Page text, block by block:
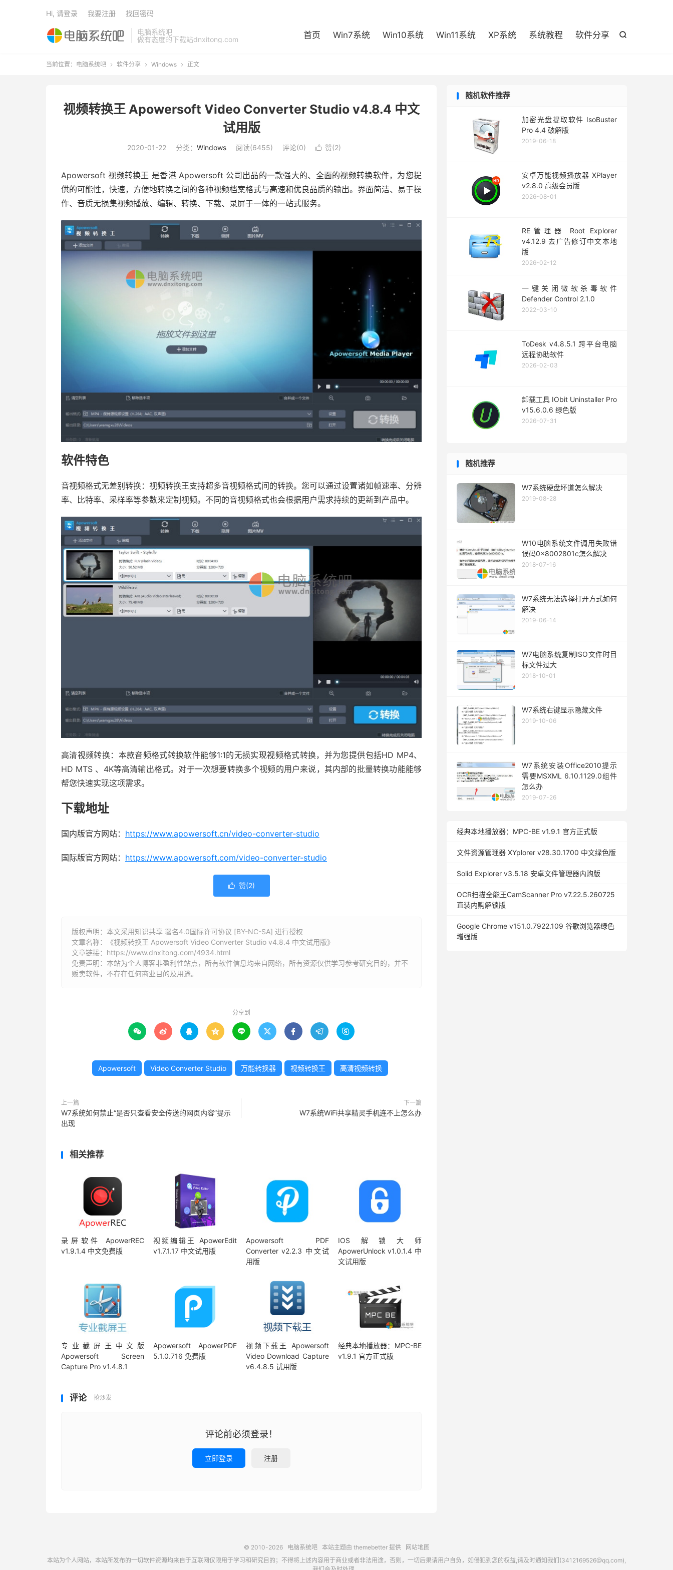
电脑系统吧
做有态度的下载站dnxitong.com

首页 Win7系统 Win10系统 Win11系统 XP系统 系统教程 软件分享
Hi, 请登录 我要注册 找回密码
当前位置： 电脑系统吧  软件分享  Windows  正文
视频转换王 Apowersoft Video Converter Studio v4.8.4 中文
试用版
2020-01-22 分类： Windows 阅读(6455) 评论(0)  赞(2)
Apowersoft 视频转换王 是香港 Apowersoft 公司出品的一款强大的、全面的视频转换软件，为您提
供的可能性，快速，方便地转换之间的各种视频档案格式与高速和优良品质的输出。界面简洁、易于操
作、音质无损集视频播放、编辑、转换、下载、录屏于一体的一站式服务。
软件特色
音视频格式无差别转换：视频转换王支持超多音视频格式间的转换。您可以通过设置诸如帧速率、分辨
率、比特率、采样率等参数来定制视频。不同的音视频格式也会根据用户需求持续的更新到产品中。
高清视频转换：本款音频格式转换软件能够1:1的无损实现视频格式转换，并为您提供包括HD MP4、
HD MTS 、4K等高清输出格式。对于一次想要转换多个视频的用户来说，其内部的批量转换功能能够
帮您快速实现这项需求。
下载地址
国内版官方网站： https://www.apowersoft.cn/video-converter-studio
国际版官方网站： https://www.apowersoft.com/video-converter-studio
 赞(2)
版权声明：本文采用知识共享 署名4.0国际许可协议 [BY-NC-SA] 进行授权
文章名称：《视频转换王 Apowersoft Video Converter Studio v4.8.4 中文试用版》
文章链接： https://www.dnxitong.com/4934.html
免责声明：本站为个人博客非盈利性站点，所有软件信息均来自网络，所有资源仅供学习参考研究目的，并不
贩卖软件，不存在任何商业目的及用途。
分享到
        
Apowersoft Video Converter Studio 万能转换器 视频转换王 高清视频转换
上一篇
W7系统如何禁止“是否只查看安全传送的网页内容”提示
出现
下一篇
W7系统WiFi共享精灵手机连不上怎么办
相关推荐
录屏软件 ApowerREC
v1.9.1.4 中文免费版
视频编辑王 ApowerEdit
v1.7.1.17 中文试用版
Apowersoft PDF
Converter v2.2.3 中文试
用版
IOS解锁大师
ApowerUnlock v1.0.1.4 中
文试用版
专业截屏王中文版
Apowersoft Screen
Capture Pro v1.4.8.1
Apowersoft ApowerPDF
5.1.0.716 免费版
视频下载王 Apowersoft
Video Download Capture
v6.4.8.5 试用版
经典本地播放器：MPC-BE
v1.9.1 官方正式版
评论 抢沙发
评论前必须登录！
立即登录 注册
随机软件推荐
加密光盘提取软件 IsoBuster
Pro 4.4 破解版
2019-06-18
安卓万能视频播放器 XPlayer
v2.8.0 高级会员版
2026-08-01
RE管理器 Root Explorer
v4.12.9 去广告修订中文本地
版
2026-02-12
一键关闭微软杀毒软件
Defender Control 2.1.0
2022-03-10
ToDesk v4.8.5.1 跨平台电脑
远程协助软件
2026-02-03
卸载工具 IObit Uninstaller Pro
v15.6.0.6 绿色版
2026-07-31
随机推荐
W7系统硬盘坏道怎么解决
2019-08-28
W10电脑系统文件调用失败错
误码0x8002801c怎么解决
2018-07-16
W7系统无法选择打开方式如何
解决
2019-06-14
W7电脑系统复制ISO文件时目
标文件过大
2018-10-01
W7系统右键显示隐藏文件
2019-10-06
W7系统安装Office2010提示
需要MSXML 6.10.1129.0组件
怎么办
2019-07-26
经典本地播放器：MPC-BE v1.9.1 官方正式版
文件资源管理器 XYplorer v28.30.1700 中文绿色版
Solid Explorer v3.5.18 安卓文件管理器内购版
OCR扫描全能王CamScanner Pro v7.22.5.260725
直装内购解锁版
Google Chrome v151.0.7922.109 谷歌浏览器绿色
增强版
© 2010-2026 电脑系统吧本站主题由 themebetter提供
网站地图
本站为个人网站，本站所发布的一切软件资源均来自于互联网仅限用于学习和研究目的；不得将上述内容用于商业或者非法用途，否则，一切后果请用户自负，如侵犯到您的权益,请及时通知我们(3412169526@qq.com),